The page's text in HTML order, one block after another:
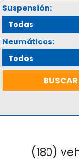
Suspensión:
Neumáticos:
(180)